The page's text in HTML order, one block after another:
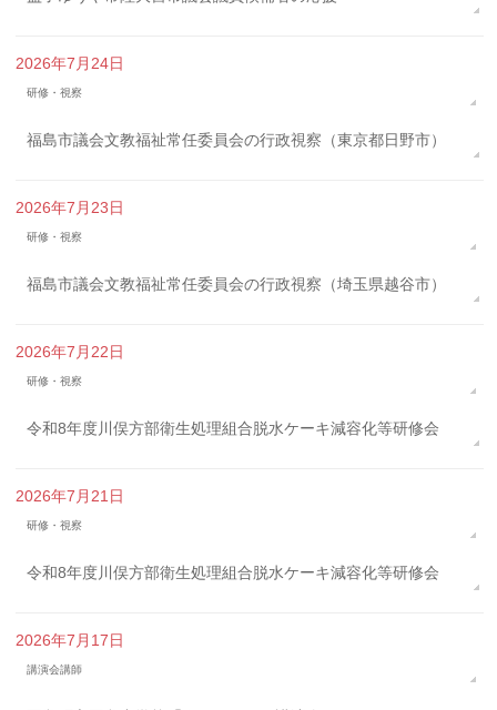
2026年7月24日
研修・視察
福島市議会文教福祉常任委員会の行政視察（東京都日野市）
2026年7月23日
研修・視察
福島市議会文教福祉常任委員会の行政視察（埼玉県越谷市）
2026年7月22日
研修・視察
令和8年度川俣方部衛生処理組合脱水ケーキ減容化等研修会
2026年7月21日
研修・視察
令和8年度川俣方部衛生処理組合脱水ケーキ減容化等研修会
2026年7月17日
講演会講師